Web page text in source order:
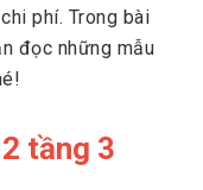
đẹp nhất 2026
hiện đại, đơn
phí. Trong bài
đọc những mẫu
tầng 3